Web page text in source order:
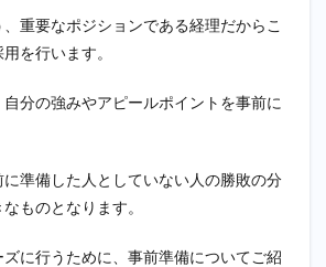
重要なポジションである経理だからこ
を行います。
分の強みやアピールポイントを事前に
準備した人としていない人の勝敗の分
ものとなります。
に行うために、事前準備についてご紹